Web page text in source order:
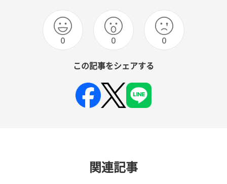
0 0 0
この記事をシェアする
関連記事